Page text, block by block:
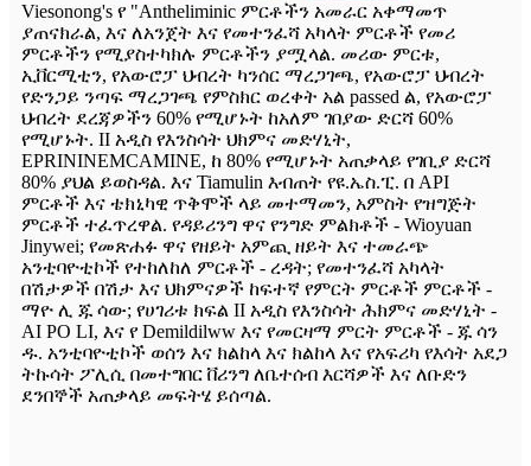
Viesonong's የ "Antheliminic ምርቶችን አመራር አቀማመጥ
ያጠናክራል, እና ለአንጀት እና የመተንፈሻ አካላት ምርቶች የመሪ
ምርቶችን የሚያስተካክሉ ምርቶችን ያሟላል. መሪው ምርቱ,
ኢቨርሚቲን, የአውሮፓ ህብረት ካንሰር ማረጋገጫ, የአውሮፓ ህብረት
የድንጋይ ንጣፍ ማረጋገጫ የምስክር ወረቀት አል passed ል, የአውሮፓ
ህብረት ደረጃዎችን 60% የሚሆኑት ከአለም ገበያው ድርሻ 60%
የሚሆኑት. II አዲስ የእንስሳት ህክምና መድሃኒት,
EPRININEMCAMINE, ከ 80% የሚሆኑት አጠቃላይ የገቢያ ድርሻ
80% ያህል ይወስዳል. እና Tiamulin እብጠት የዩ.ኤስ.ፒ. በ API
ምርቶች እና ቴክኒካዊ ጥቅሞች ላይ መተማመን, አምስት የዝግጅት
ምርቶች ተፈጥረዋል. የዳይሪንግ ዋና የንግድ ምልክቶች - Wioyuan
Jinywei; የመጽሐፉ ዋና የዘይት አምጪ ዘይት እና ተመራጭ
አንቲባዮቲኮች የተከለከለ ምርቶች - ረዳት; የመተንፈሻ አካላት
በሽታዎች በሽታ እና ህክምናዎች ከፍተኛ የምርት ምርቶች ምርቶች -
ማዮ ሊ ጁ ሳው; የሀገሪቱ ክፍል II አዲስ የእንስሳት ሕክምና መድሃኒት -
AI PO LI, እና የ Demildilww እና የመርዛማ ምርት ምርቶች - ጁ ሳን
ዱ. አንቲባዮቲኮች ወሰን እና ክልከላ እና ክልከላ እና የአፍሪካ የእሳት አደጋ
ትኩሳት ፖሊሲ በመተግበር ቨሪንግ ለቤተሰብ እርሻዎች እና ለቡድን
ደንበኞች አጠቃላይ መፍትሄ ይሰጣል.